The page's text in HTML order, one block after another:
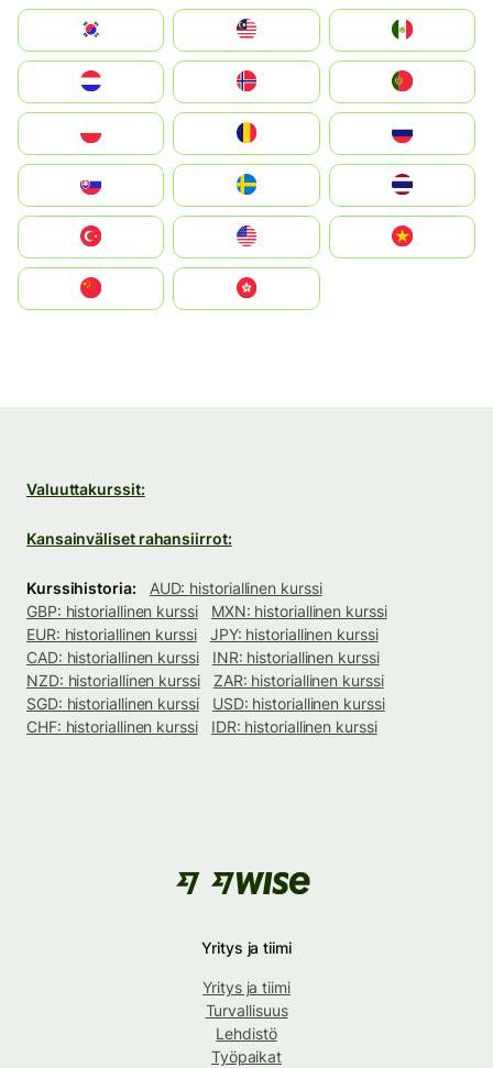
South Korea
United States
中國香港特別行政區
Valuuttakurssit:
Kansainväliset rahansiirrot:
Kurssihistoria:
AUD: historiallinen kurssi
GBP: historiallinen kurssi
MXN: historiallinen kurssi
EUR: historiallinen kurssi
JPY: historiallinen kurssi
CAD: historiallinen kurssi
INR: historiallinen kurssi
NZD: historiallinen kurssi
ZAR: historiallinen kurssi
SGD: historiallinen kurssi
USD: historiallinen kurssi
CHF: historiallinen kurssi
IDR: historiallinen kurssi
Yritys ja tiimi
Yritys ja tiimi
Turvallisuus
Lehdistö
Työpaikat